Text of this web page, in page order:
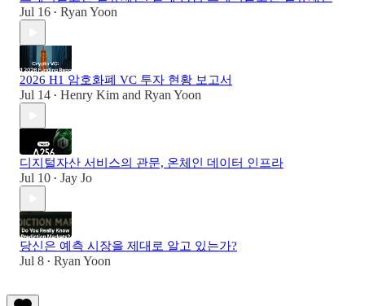
Jul 16 • Ryan Yoon
2026 H1 암호화폐 VC 투자 현황 보고서
Jul 14 • Henry Kim and Ryan Yoon
디지털자산 서비스의 관문, 온체인 데이터 인프라
Jul 10 • Jay Jo
당신은 예측 시장을 제대로 알고 있는가?
Jul 8 • Ryan Yoon